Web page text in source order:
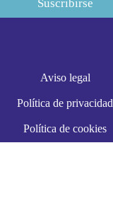
Aviso legal
Política de privacidad
Política de cookies